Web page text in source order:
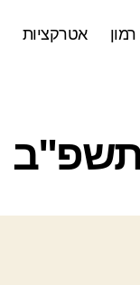
אטרקציות
תשפ"ב